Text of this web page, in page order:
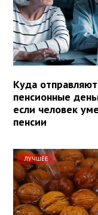
Куда
пенсионные
если человек
пенсии
ЛУЧШЕЕ